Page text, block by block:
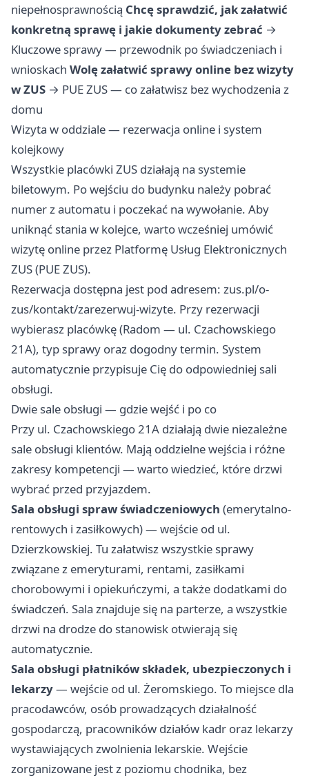
niepełnosprawnością Chcę sprawdzić, jak załatwić
konkretną sprawę i jakie dokumenty zebrać →
Kluczowe sprawy — przewodnik po świadczeniach i
wnioskach Wolę załatwić sprawy online bez wizyty
w ZUS → PUE ZUS — co załatwisz bez wychodzenia z
domu
Wizyta w oddziale — rezerwacja online i system
kolejkowy
Wszystkie placówki ZUS działają na systemie
biletowym. Po wejściu do budynku należy pobrać
numer z automatu i poczekać na wywołanie. Aby
uniknąć stania w kolejce, warto wcześniej umówić
wizytę online przez Platformę Usług Elektronicznych
ZUS (PUE ZUS).
Rezerwacja dostępna jest pod adresem: zus.pl/o-
zus/kontakt/zarezerwuj-wizyte. Przy rezerwacji
wybierasz placówkę (Radom — ul. Czachowskiego
21A), typ sprawy oraz dogodny termin. System
automatycznie przypisuje Cię do odpowiedniej sali
obsługi.
Dwie sale obsługi — gdzie wejść i po co
Przy ul. Czachowskiego 21A działają dwie niezależne
sale obsługi klientów. Mają oddzielne wejścia i różne
zakresy kompetencji — warto wiedzieć, które drzwi
wybrać przed przyjazdem.
Sala obsługi spraw świadczeniowych (emerytalno-
rentowych i zasiłkowych) — wejście od ul.
Dzierzkowskiej. Tu załatwisz wszystkie sprawy
związane z emeryturami, rentami, zasiłkami
chorobowymi i opiekuńczymi, a także dodatkami do
świadczeń. Sala znajduje się na parterze, a wszystkie
drzwi na drodze do stanowisk otwierają się
automatycznie.
Sala obsługi płatników składek, ubezpieczonych i
lekarzy— wejście od ul. Żeromskiego. To miejsce dla
pracodawców, osób prowadzących działalność
gospodarczą, pracowników działów kadr oraz lekarzy
wystawiających zwolnienia lekarskie. Wejście
zorganizowane jest z poziomu chodnika, bez